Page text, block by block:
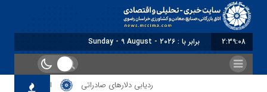
2:39:11 برابر با : Sunday - 9 August - 2026
ردیابی دلارهای صادراتی از اصلاح مقررات بانکی و